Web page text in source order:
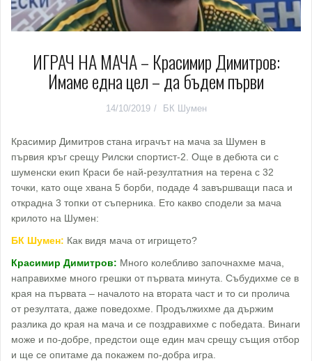
ИГРАЧ НА МАЧА – Красимир Димитров:
Имаме една цел – да бъдем първи
14/10/2019 БК Шумен
Красимир Димитров стана играчът на мача за Шумен в
първия кръг срещу Рилски спортист-2. Още в дебюта си с
шуменски екип Краси бе най-резултатния на терена с 32
точки, като още хвана 5 борби, подаде 4 завършващи паса и
открадна 3 топки от съперника. Ето какво сподели за мача
крилото на Шумен:
БК Шумен: Как видя мача от игрището?
Красимир Димитров: Много колебливо започнахме мача,
направихме много грешки от първата минута. Събудихме се в
края на първата – началото на втората част и то си пролича
от резултата, даже поведохме. Продължихме да държим
разлика до края на мача и се поздравихме с победата. Винаги
може и по-добре, предстои още един мач срещу същия отбор
и ще се опитаме да покажем по-добра игра.